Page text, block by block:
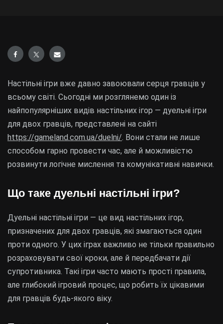
Настільні ігри вже давно завоювали серця гравців у
всьому світі. Сьогодні ми розглянемо один із
найпопулярніших видів настільних ігор — дуельні ігри
для двох гравців, представлені на сайті
https://gameland.com.ua/duelni/. Вони стали не лише
способом гарно провести час, але й можливістю
розвинути логічне мислення та комунікативні навички.
Що таке дуельні настільні ігри?
Дуельні настільні ігри — це вид настільних ігор,
призначених для двох гравців, які змагаються один
проти одного. У цих іграх важливо не тільки правильно
розраховувати свої кроки, але й передбачати дії
супротивника. Такі ігри часто мають прості правила,
але глибокий ігровий процес, що робить їх цікавими
для гравців будь-якого віку.